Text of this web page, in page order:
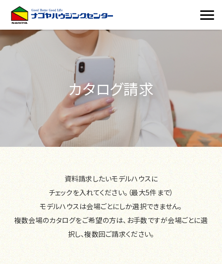
カタログ請求
資料請求したいモデルハウスに
チェックを入れてください。（最大5件まで）
モデルハウスは会場ごとにしか選択できません。
複数会場のカタログをご希望の方は、お手数ですが会場ごとに選
択し、複数回ご請求ください。